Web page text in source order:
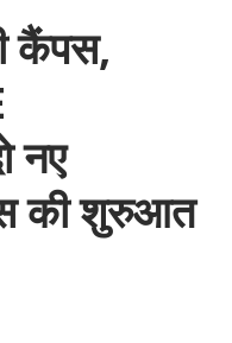
कैंपस,
नए
की शुरुआत